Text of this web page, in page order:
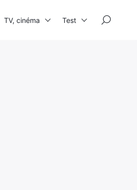
TV, cinéma Test